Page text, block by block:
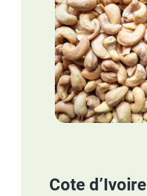
Cote d’Ivoire